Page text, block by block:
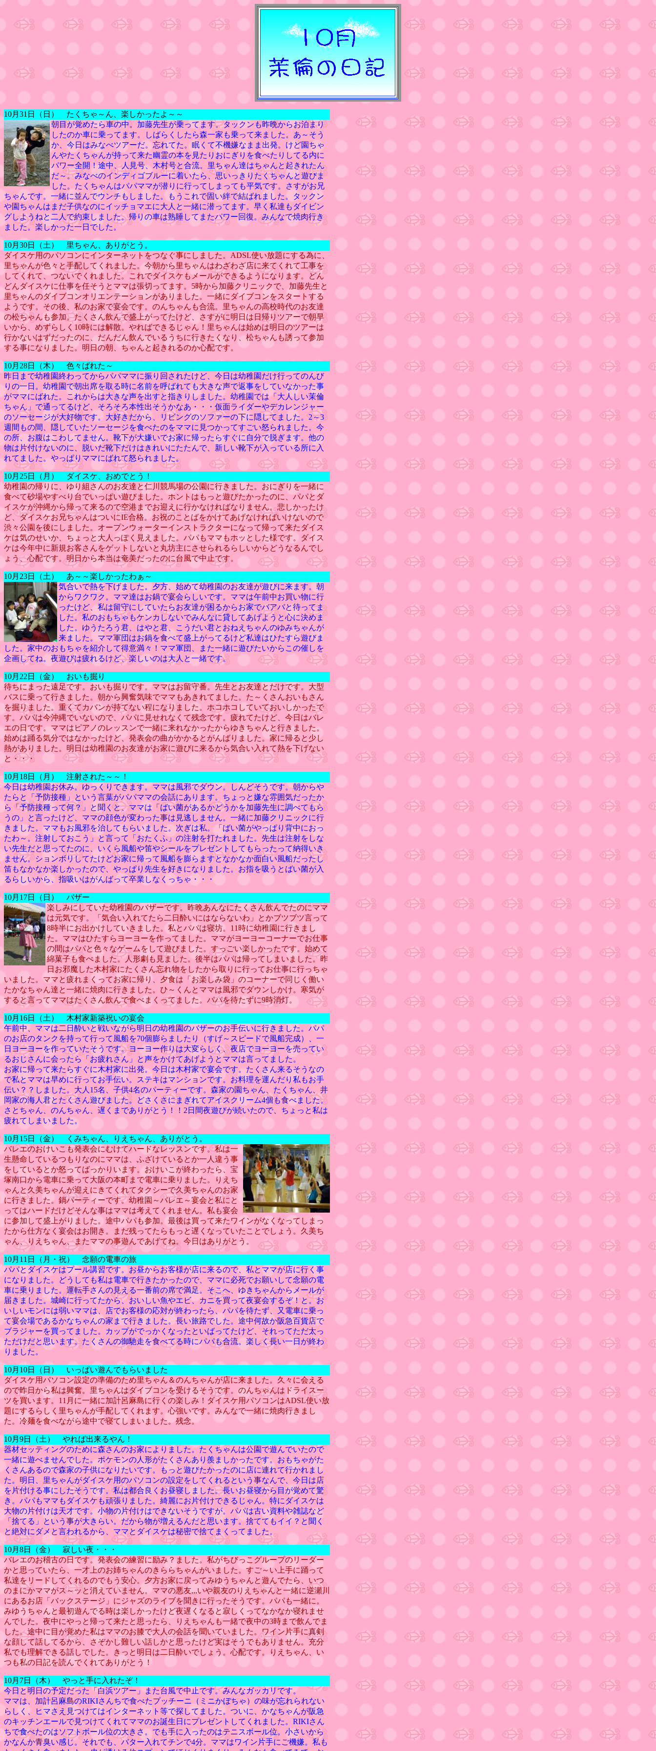
10月31日（日） たくちゃ～ん、楽しかったよ～～
朝目が覚めたら車の中。加藤先生が乗ってます。タックンも昨晩からお泊まり
したのか車に乗ってます。しばらくしたら森一家も乗って来ました。あ～そう
か、今日はみなべツアーだ。忘れてた。眠くて不機嫌なまま出発。けど園ちゃ
んやたくちゃんが持って来た幽霊の本を見たりおにぎりを食べたりしてる内に
パワー全開！途中、人見号、木村号と合流。里ちゃん達はちゃんと起きれたん
だ～。みなべのインディゴブルーに着いたら、思いっきりたくちゃんと遊びま
した。たくちゃんはパパママが潜りに行ってしまっても平気です。さすがお兄
ちゃんです。一緒に並んでウンチもしました。もうこれで固い絆で結ばれました。タックン
や園ちゃんはまだ子供なのにイッチョマエに大人と一緒に潜ってます。早く私達もダイビン
グしようねと二人で約束しました。帰りの車は熟睡してまたパワー回復。みんなで焼肉行き
ました。楽しかった一日でした。
10月30日（土） 里ちゃん、ありがとう。
ダイスケ用のパソコンにインターネットをつなぐ事にしました。ADSL使い放題にする為に、
里ちゃんが色々と手配してくれました。今朝から里ちゃんはわざわざ店に来てくれて工事を
してくれて、つないでくれました。これでダイスケもメールができるようになります。どん
どんダイスケに仕事を任そうとママは張切ってます。5時から加藤クリニックで、加藤先生と
里ちゃんのダイブコンオリエンテーションがありました。一緒にダイブコンをスタートする
ようです。その後、私のお家で宴会です。のんちゃんも合流。里ちゃんの高校時代のお友達
の松ちゃんも参加。たくさん飲んで盛上がってたけど、さすがに明日は日帰りツアーで朝早
いから、めずらしく10時には解散。やればできるじゃん！里ちゃんは始めは明日のツアーは
行かないはずだったのに、だんだん飲んでいるうちに行きたくなり、松ちゃんも誘って参加
する事になりました。明日の朝、ちゃんと起きれるのか心配です。
10月28日（木） 色々ばれた～
昨日まで幼稚園終わってからパパママに振り回されたけど、今日は幼稚園だけ行ってのんび
りの一日。幼稚園で朝出席を取る時に名前を呼ばれても大きな声で返事をしていなかった事
がママにばれた。これからは大きな声を出すと指きりしました。幼稚園では「大人しい茉倫
ちゃん」で通ってるけど、そろそろ本性出そうかなあ・・・仮面ライダーやデカレンジャー
のソーセージが大好物です。大好きだから、リビングのソファーの下に隠してました。2～3
週間もの間、隠していたソーセージを食べたのをママに見つかってすごい怒られました。今
の所、お腹はこわしてません。靴下が大嫌いでお家に帰ったらすぐに自分で脱ぎます。他の
物は片付けないのに、脱いだ靴下だけはきれいにたたんで、新しい靴下が入っている所に入
れてました。やっぱりママにばれて怒られました。
10月25日（月） ダイスケ、おめでとう！
幼稚園の帰りに、ゆり組さんのお友達と仁川競馬場の公園に行きました。おにぎりを一緒に
食べて砂場やすべり台でいっぱい遊びました。ホントはもっと遊びたかったのに、パパとダ
イスケが沖縄から帰って来るので空港までお迎えに行かなければなりません。悲しかったけ
ど、ダイスケお兄ちゃんはついにIE合格。お祝のことばをかけてあげなければいけないので
渋々公園を後にしました。オープンウォーターインストラクターになって帰って来たダイス
ケは気のせいか、ちょっと大人っぽく見えました。パパもママもホッとした様です。ダイス
ケは今年中に新規お客さんをゲットしないと丸坊主にさせられるらしいからどうなるんでし
ょう、心配です。明日から本当は奄美だったのに台風で中止です。
10月23日（土） あ～～楽しかったわぁ～
気合いで熱を下げました。夕方、始めて幼稚園のお友達が遊びに来ます。朝
からワクワク。ママ達はお鍋で宴会らしいです。ママは午前中お買い物に行
ったけど、私は留守にしていたらお友達が困るからお家でバアバと待ってま
した。私のおもちゃもケンカしないでみんなに貸してあげようと心に決めま
した。ゆうたろう君、はやと君、こうだい君とおねえちゃんのゆみちゃんが
来ました。ママ軍団はお鍋を食べて盛上がってるけど私達はひたすら遊びま
した。家中のおもちゃを紹介して得意満々！ママ軍団、また一緒に遊びたいからこの催しを
企画してね。夜遊びは疲れるけど、楽しいのは大人と一緒です。
10月22日（金） おいも掘り
待ちにまった遠足です。おいも掘りです。ママはお留守番。先生とお友達とだけです。大型
バスに乗って行きました。朝から興奮気味でママもあきれてました。た～くさんおいもさん
を掘りました。重くてカバンが持てない程になりました。ホコホコしていておいしかったで
す。パパは今沖縄でいないので、パパに見せれなくて残念です。疲れてたけど、今日はバレ
エの日です。ママはピアノのレッスンで一緒に来れなかったからゆきちゃんと行きました。
始めは踊る気分ではなかったけど、発表会の曲がかかるとがんばりました。家に帰ると少し
熱がありました。明日は幼稚園のお友達がお家に遊びに来るから気合い入れて熱を下げない
と・・・
10月18日（月） 注射された～～！
今日は幼稚園お休み。ゆっくりできます。ママは風邪でダウン。しんどそうです。朝からや
たらと「予防接種」という言葉がパパママの会話にあります。ちょっと嫌な雰囲気だったか
ら「予防接種って何？」と聞くと、ママは「ばい菌があるかどうかを加藤先生に調べてもら
うの」と言ったけど、ママの顔色が変わった事は見逃しません。一緒に加藤クリニックに行
きました。ママもお風邪を治してもらいました。次ぎは私。「ばい菌がやっぱり背中におっ
たわ～。注射しておこう」と言って「おたくふ」の注射を打たれました。先生は注射をしな
い先生だと思ってたのに、いくら風船や笛やシールをプレゼントしてもらったって納得いき
ません。ションボリしてたけどお家に帰って風船を膨らますとなかなか面白い風船だったし
笛もなかなか楽しかったので、やっぱり先生を好きになりました。お指を吸うとばい菌が入
るらしいから、指吸いはがんばって卒業しなくっちゃ・・・
10月17日（日） バザー
楽しみにしていた幼稚園のバザーです。昨晩あんなにたくさん飲んでたのにママ
は元気です。「気合い入れてたら二日酔いにはならないわ」とかブツブツ言って
8時半にお出かけしていきました。私とパパは寝坊。11時に幼稚園に行きまし
た。ママはひたすらヨーヨーを作ってました。ママがヨーヨーコーナーでお仕事
の間はパパと色々なゲームをして遊びました。すっごい楽しかったです。始めて
綿菓子も食べました。人形劇も見ました。後半はパパは帰ってしまいました。昨
日お邪魔した木村家にたくさん忘れ物をしたから取りに行ってお仕事に行っちゃ
いました。ママと疲れまくってお家に帰り、夕食は「お楽しみ袋」のコーナーで同じく働い
たかなちゃん達と一緒に焼肉に行きました。ひ～くんとママは風邪でダウンしかけ。寒気が
すると言ってママはたくさん飲んで食べまくってました。パパを待たずに9時消灯。
10月16日（土） 木村家新築祝いの宴会
午前中、ママは二日酔いと戦いながら明日の幼稚園のバザーのお手伝いに行きました。パパ
のお店のタンクを持って行って風船を70個膨らましたり（すげ～スピードで風船完成）、一
日ヨーヨーを作っていたそうです。ヨーヨー作りは大変らしく、夜店でヨーヨーを売ってい
るおじさんに会ったら「お疲れさん」と声をかけてあげようとママは言ってました。
お家に帰って来たらすぐに木村家に出発。今日は木村家で宴会です。たくさん来るそうなの
で私とママは早めに行ってお手伝い。ステキはマンションです。お料理を運んだり私もお手
伝い？？しました。大人15名、子供4名のパーティーです。森家の園ちゃん、たくちゃん、井
岡家の海人君とたくさん遊びました。どさくさにまぎれてアイスクリーム4個も食べました。
さとちゃん、のんちゃん、遅くまでありがとう！！2日間夜遊びが続いたので、ちょっと私は
疲れてしまいました。
10月15日（金） くみちゃん、りえちゃん、ありがとう。
バレエのおけいこも発表会にむけてハードなレッスンです。私は一
生懸命しているつもりなのにママは、ふざけているとか一人違う事
をしているとか怒ってばっかりいます。おけいこが終わったら、宝
塚南口から電車に乗って大阪の本町まで電車に乗りました。りえち
ゃんと久美ちゃんが迎えにきてくれてタクシーで久美ちゃんのお家
に行きました。鍋パーティーです。幼稚園～バレエ～宴会と私にと
ってはハードだけどそんな事はママは考えてくれません。私も宴会
に参加して盛上がりました。途中パパも参加。最後は買って来たワインがなくなってしまっ
たから仕方なく宴会はお開き。まだ残ってたらもっと遅くなっていたことでしょう。久美ち
ゃん、りえちゃん、またママの事遊んであげてね。今日はありがとう。
10月11日（月・祝） 念願の電車の旅
パパとダイスケはプール講習です。お昼からお客様が店に来るので、私とママが店に行く事
になりました。どうしても私は電車で行きたかったので、ママに必死でお願いして念願の電
車に乗りました。運転手さんの見える一番前の席で満足。そこへ、ゆきちゃんからメールが
届きました。城崎に行ってたから、おいしい魚やエビ、カニを買って夜宴会するぞ！と。お
いしいモンには弱いママは、店でお客様の応対が終わったら、パパを待たず、又電車に乗っ
て宴会場であるかなちゃんの家まで行きました。長い旅路でした。途中何故か阪急百貨店で
ブラジャーを買ってました。カップがでっかくなったといばってたけど、それってただ太っ
ただけだと思います。たくさんの御馳走を食べてる時にパパも合流。楽しく長い一日が終わ
りました。
10月10日（日） いっぱい遊んでもらいました
ダイスケ用パソコン設定の準備のため里ちゃん＆のんちゃんが店に来ました。久々に会える
ので昨日から私は興奮。里ちゃんはダイブコンを受けるそうです。のんちゃんはドライスー
ツを買います。11月に一緒に加計呂麻島に行くの楽しみ！ダイスケ用パソコンはADSL使い放
題にするらしく里ちゃんが手配してくれます。心強いです。みんなで一緒に焼肉行きまし
た。冷麺を食べながら途中で寝てしまいました。残念。
10月9日（土） やれば出来るやん！
器材セッティングのために森さんのお家によりました。たくちゃんは公園で遊んでいたので
一緒に遊べませんでした。ポケモンの人形がたくさんあり羨ましかったです。おもちゃがた
くさんあるので森家の子供になりたいです。もっと遊びたかったのに店に連れて行かれまし
た。明日、里ちゃんがダイスケ用のパソコンの設定をしてくれるという事なんで、今日は店
を片付ける事にしたそうです。私は都合良くお昼寝しました。長いお昼寝から目が覚めて驚
き。パパもママもダイスケも頑張りました。綺麗にお片付けできるじゃん。特にダイスケは
大物の片付けは天才です。小物の片付けはできないそうですが。パパは古い資料や雑誌など
「捨てる」という事が大きらい。だから物が増えるんだと思います。捨ててもイイ？と聞く
と絶対にダメと言われるから、ママとダイスケは秘密で捨てまくってました。
10月8日（金） 寂しい夜・・・
バレエのお稽古の日です。発表会の練習に励み？ました。私がちびっこグループのリーダー
かと思っていたら、一才上のお姉ちゃんのきららちゃんがいました。すご～い上手に踊って
私達をリードしてくれるのでもう安心。夕方お家に戻ってみゆうちゃんと遊んでたら、いつ
のまにかママがス～ッと消えていません。ママの悪友,,,いや親友のりえちゃんと一緒に逆瀬川
にあるお店「バックステージ」にジャズのライブを聞きに行ったそうです。パパも一緒に。
みゆうちゃんと最初遊んでる時は楽しかったけど夜遅くなると寂しくってなかなか寝れませ
んでした。夜中にやっと帰って来たと思ったら、りえちゃんも一緒で夜中の3時まで飲んでま
した。途中に目が覚めた私はママのお膝で大人の会話を聞いていました。ワイン片手に真剣
な顔して話してるから、さぞかし難しい話しかと思ったけど実はそうでもありません。充分
私でも理解できる話しでした。きっと明日は二日酔いでしょう。心配です。りえちゃん、い
つも私の日記を読んでくれてありがとう！
10月7日（木） やっと手に入れたぞ！
今日と明日の予定だった「白浜ツアー」また台風で中止です。みんなガッカリです。
ママは、加計呂麻島のRIKIさんちで食べたプッチーニ（ミニかぼちゃ）の味が忘れられない
らしく、ヒマさえ見つけてはインターネット等で探してました。ついに、かなちゃんが阪急
のキッチンエールで見つけてくれてママのお誕生日にプレゼントしてくれました。RIKIさん
ちで食べたのはソフトボール位の大きさ。でも手に入ったのはテニスボール位。小さいから
かなんか青臭い感じ。それでも、バター入れてチンで4分。ママはワイン片手にご機嫌。私も